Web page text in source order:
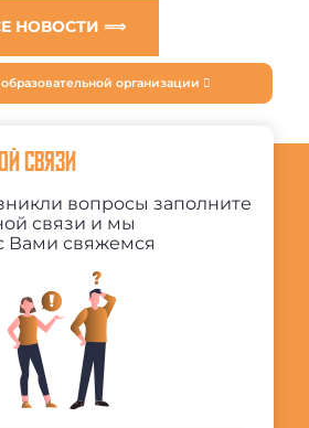
НОВОСТИ ⟹
организации
СВЯЗИ
вопросы заполните
связи и мы
Вами свяжемся